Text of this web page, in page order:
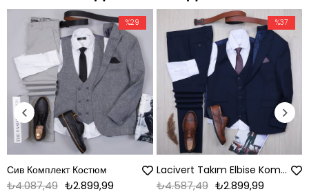
Сив Комплект Костюм
₺2.899,99
₺4.087,49
%29
Lacivert Takım Elbise Kombini
₺2.899,99
₺4.587,49
%37